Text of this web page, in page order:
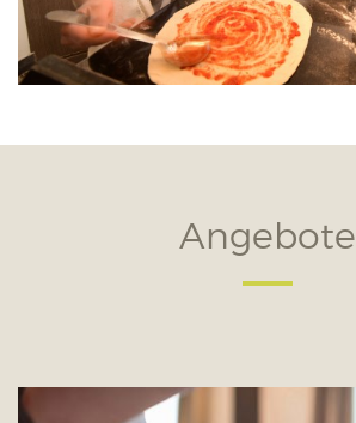
Angebote